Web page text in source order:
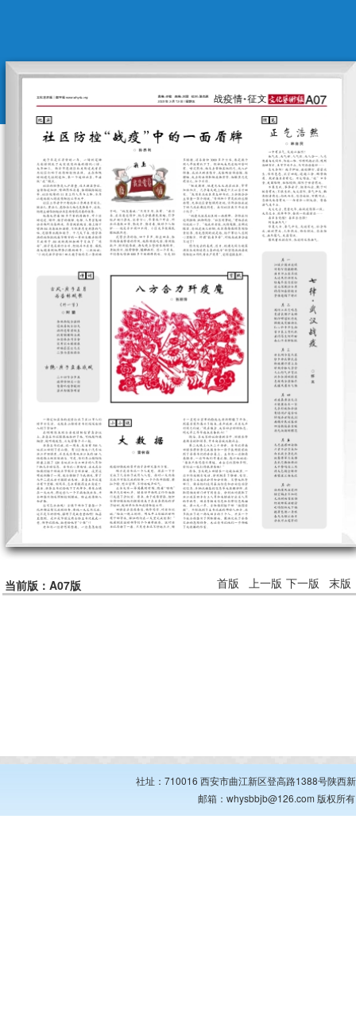
当前版：A07版 首版 上一版 下一版 末版
社址：710016 西安市曲江新区登高路1388号陕西
邮箱：whysbbjb@126.com 版权所